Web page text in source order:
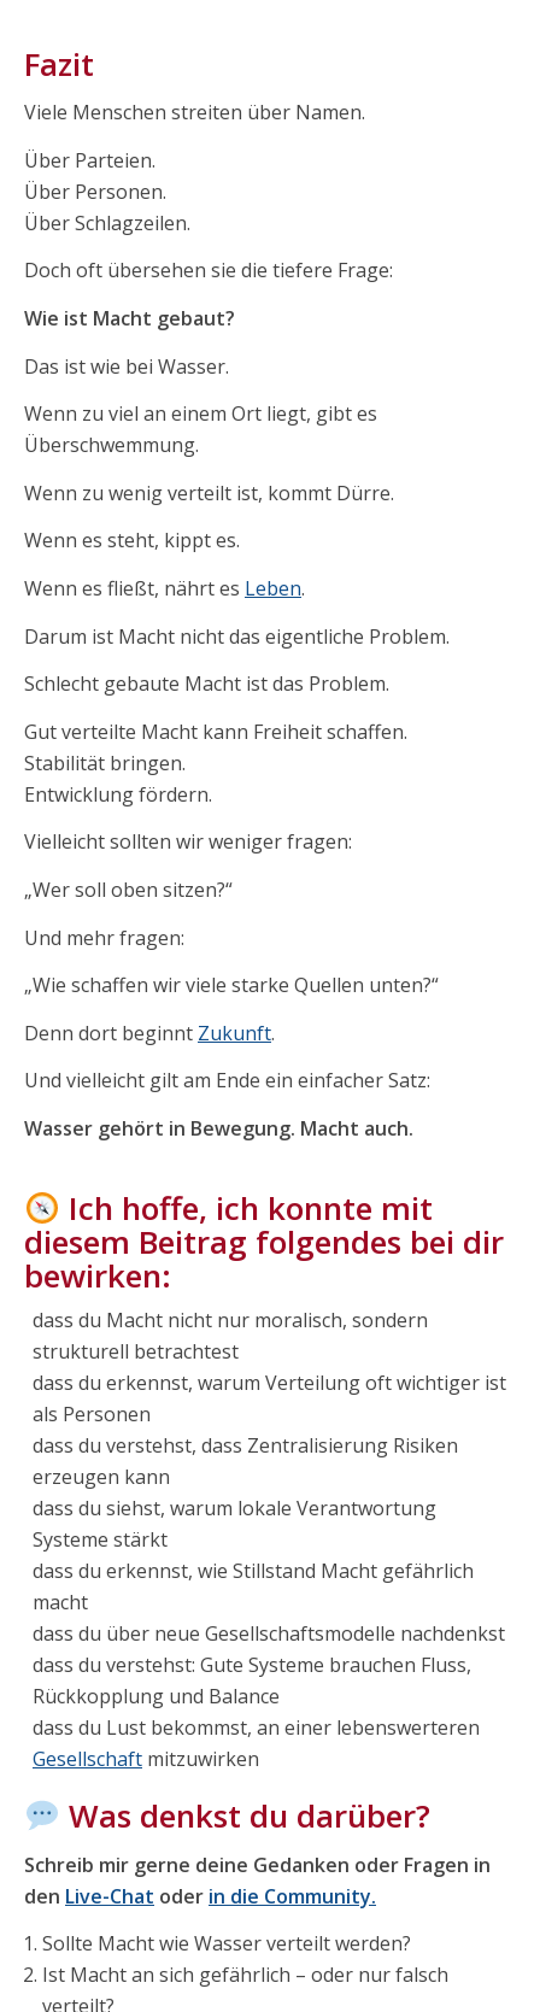
Fazit
Viele Menschen streiten über Namen.
Über Parteien.
Über Personen.
Über Schlagzeilen.
Doch oft übersehen sie die tiefere Frage:
Wie ist Macht gebaut?
Das ist wie bei Wasser.
Wenn zu viel an einem Ort liegt, gibt es
Überschwemmung.
Wenn zu wenig verteilt ist, kommt Dürre.
Wenn es steht, kippt es.
Wenn es fließt, nährt es Leben.
Darum ist Macht nicht das eigentliche Problem.
Schlecht gebaute Macht ist das Problem.
Gut verteilte Macht kann Freiheit schaffen.
Stabilität bringen.
Entwicklung fördern.
Vielleicht sollten wir weniger fragen:
„Wer soll oben sitzen?“
Und mehr fragen:
„Wie schaffen wir viele starke Quellen unten?“
Denn dort beginnt Zukunft.
Und vielleicht gilt am Ende ein einfacher Satz:
Wasser gehört in Bewegung. Macht auch.
Ich hoffe, ich konnte mit
diesem Beitrag folgendes bei dir
bewirken:
dass du Macht nicht nur moralisch, sondern
strukturell betrachtest
dass du erkennst, warum Verteilung oft wichtiger ist
als Personen
dass du verstehst, dass Zentralisierung Risiken
erzeugen kann
dass du siehst, warum lokale Verantwortung
Systeme stärkt
dass du erkennst, wie Stillstand Macht gefährlich
macht
dass du über neue Gesellschaftsmodelle nachdenkst
dass du verstehst: Gute Systeme brauchen Fluss,
Rückkopplung und Balance
dass du Lust bekommst, an einer lebenswerteren
Gesellschaft mitzuwirken
Was denkst du darüber?
Schreib mir gerne deine Gedanken oder Fragen in
den Live-Chat oder in die Community.
Sollte Macht wie Wasser verteilt werden?
Ist Macht an sich gefährlich – oder nur falsch
verteilt?